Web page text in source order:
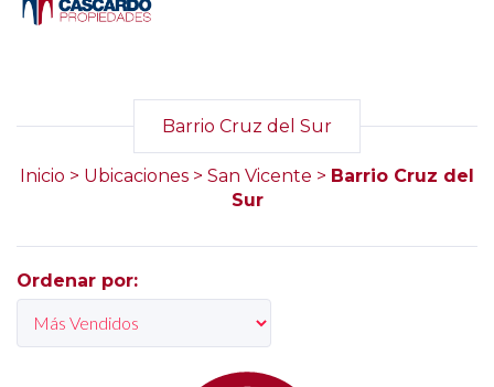
Barrio Cruz del Sur
Inicio > Ubicaciones > San Vicente > Barrio Cruz del
Sur
Ordenar por: